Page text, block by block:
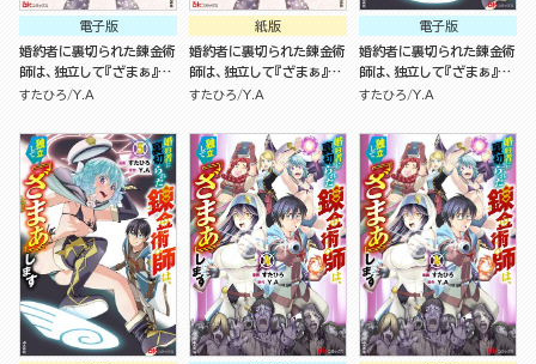
電子版
婚約者に裏切られた錬金術
師は、独立して『ざまぁ』し
ます コミック版 （6）
すたひろ Y.A
紙版
婚約者に裏切られた錬金術
師は、独立して『ざまぁ』し
ます（６）
すたひろ Y.A
電子版
婚約者に裏切られた錬金術
師は、独立して『ざまぁ』し
ます コミック版 （5）
すたひろ Y.A